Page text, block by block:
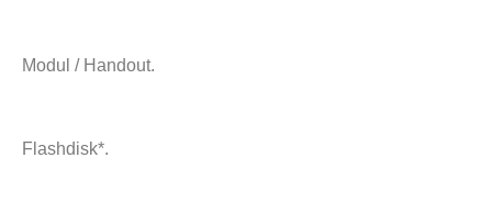
Modul / Handout.
Flashdisk*.